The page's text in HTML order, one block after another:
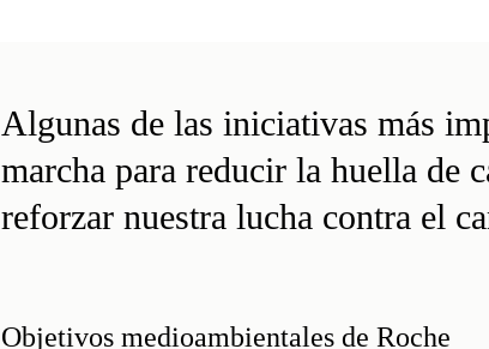
Algunas de las iniciativas más
marcha para reducir la huella de
reforzar nuestra lucha contra el
Objetivos medioambientales de Roche